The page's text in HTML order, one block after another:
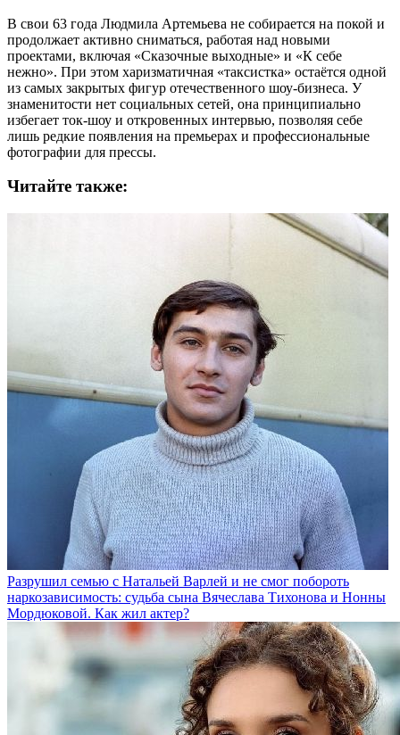
В свои 63 года Людмила Артемьева не собирается на покой и
продолжает активно сниматься, работая над новыми
проектами, включая «Сказочные выходные» и «К себе
нежно». При этом харизматичная «таксистка» остаётся одной
из самых закрытых фигур отечественного шоу-бизнеса. У
знаменитости нет социальных сетей, она принципиально
избегает ток-шоу и откровенных интервью, позволяя себе
лишь редкие появления на премьерах и профессиональные
фотографии для прессы.
Читайте также:
Разрушил семью с Натальей Варлей и не смог побороть
наркозависимость: судьба сына Вячеслава Тихонова и Нонны
Мордюковой. Как жил актер?